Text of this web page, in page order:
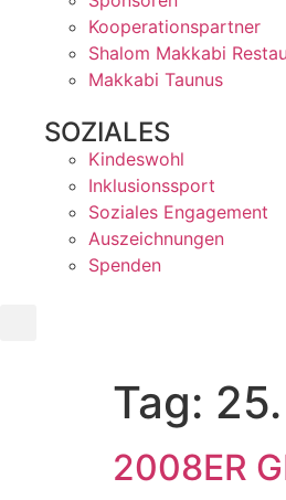
Kooperationspartner
Shalom Makkabi
Makkabi Taunus
SOZIALES
Kindeswohl
Inklusionssport
Soziales Engagement
Auszeichnungen
Spenden
Tag:
2008ER